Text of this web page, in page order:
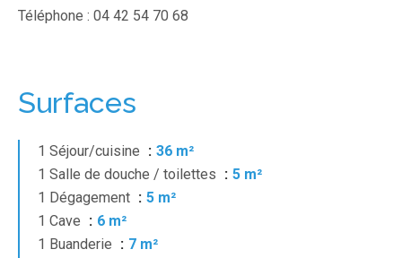
Téléphone : 04 42 54 70 68
Surfaces
1 Séjour/cuisine
36 m²
1 Salle de douche / toilettes
5 m²
1 Dégagement
5 m²
1 Cave
6 m²
1 Buanderie
7 m²